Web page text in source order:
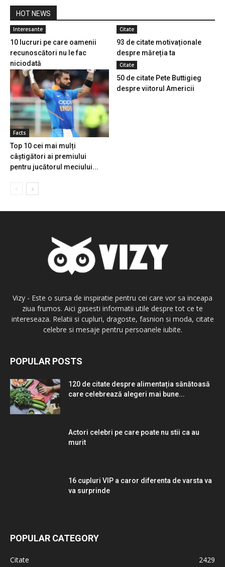
HOT NEWS
Interesante
10 lucruri pe care oamenii
recunoscători nu le fac
niciodată
Citate
93 de citate motivaționale
despre măreția ta
Facts
Top 10 cei mai mulți
câștigători ai premiului
pentru jucătorul meciului...
Citate
50 de citate Pete Buttigieg
despre viitorul Americii
Vizy - Este o sursa de inspiratie pentru cei care vor sa inceapa
ziua frumos. Aici gasesti informatii utile despre tot ce te
intereseaza. Relatii si cupluri, dragoste, fasnion si moda, citate
celebre si mesaje pentru persoanele iubite.
POPULAR POSTS
120 de citate despre alimentația sănătoasă
care celebrează alegeri mai bune...
Actori celebri pe care poate nu stii ca au
murit
16 cupluri VIP a caror diferenta de varsta va
va surprinde
POPULAR CATEGORY
Citate 2429